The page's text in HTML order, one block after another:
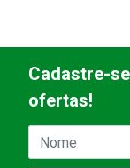
Cadastre-
ofertas!